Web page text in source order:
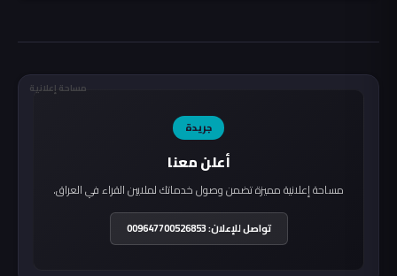
مساحة إعلانية
جريدة
أعلن معنا
مساحة إعلانية مميزة تضمن وصول خدماتك لملايين القراء في العراق.
تواصل للإعلان: 009647700526853